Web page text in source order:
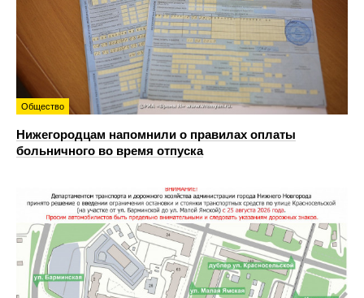
Общество
Нижегородцам напомнили о правилах оплаты
больничного во время отпуска